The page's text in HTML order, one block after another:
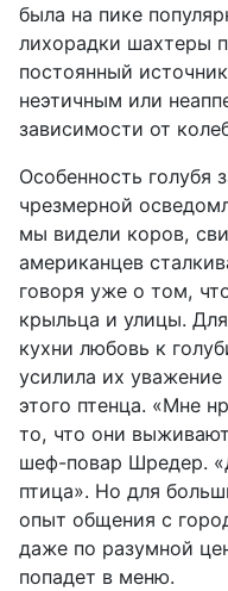
была на пике
лихорадки шахтеры
постоянный
неэтичным или
зависимости от
Особенность голубя
чрезмерной
мы видели коров,
американцев
говоря уже о том,
крыльца и улицы.
кухни любовь к
усилила их
этого птенца. «Мне
то, что они
шеф-повар Шредер.
птица». Но для
опыт общения с
даже по разумной
попадет в меню.